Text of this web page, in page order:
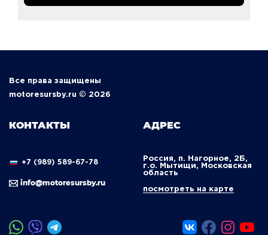
Все права защищены
motoresursby.ru © 2026
КОНТАКТЫ
+7 (989) 589-67-78
info@motoresursby.ru
АДРЕС
Россия, п. Нагорное, 2Б,
г.о. Мытищи, Московская
область
посмотреть на карте